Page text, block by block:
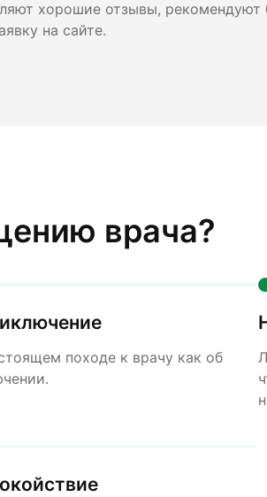
хорошие отзывы,
на сайте.
врача?
походе к врачу как об